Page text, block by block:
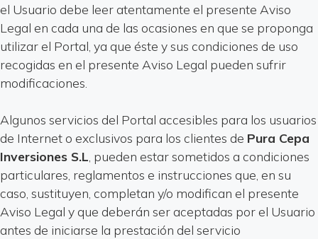
el Usuario debe leer atentamente el presente Aviso
Legal en cada una de las ocasiones en que se proponga
utilizar el Portal, ya que éste y sus condiciones de uso
recogidas en el presente Aviso Legal pueden sufrir
modificaciones.
Algunos servicios del Portal accesibles para los usuarios
de Internet o exclusivos para los clientes de Pura Cepa
Inversiones S.L , pueden estar sometidos a condiciones
particulares, reglamentos e instrucciones que, en su
caso, sustituyen, completan y/o modifican el presente
Aviso Legal y que deberán ser aceptadas por el Usuario
antes de iniciarse la prestación del servicio